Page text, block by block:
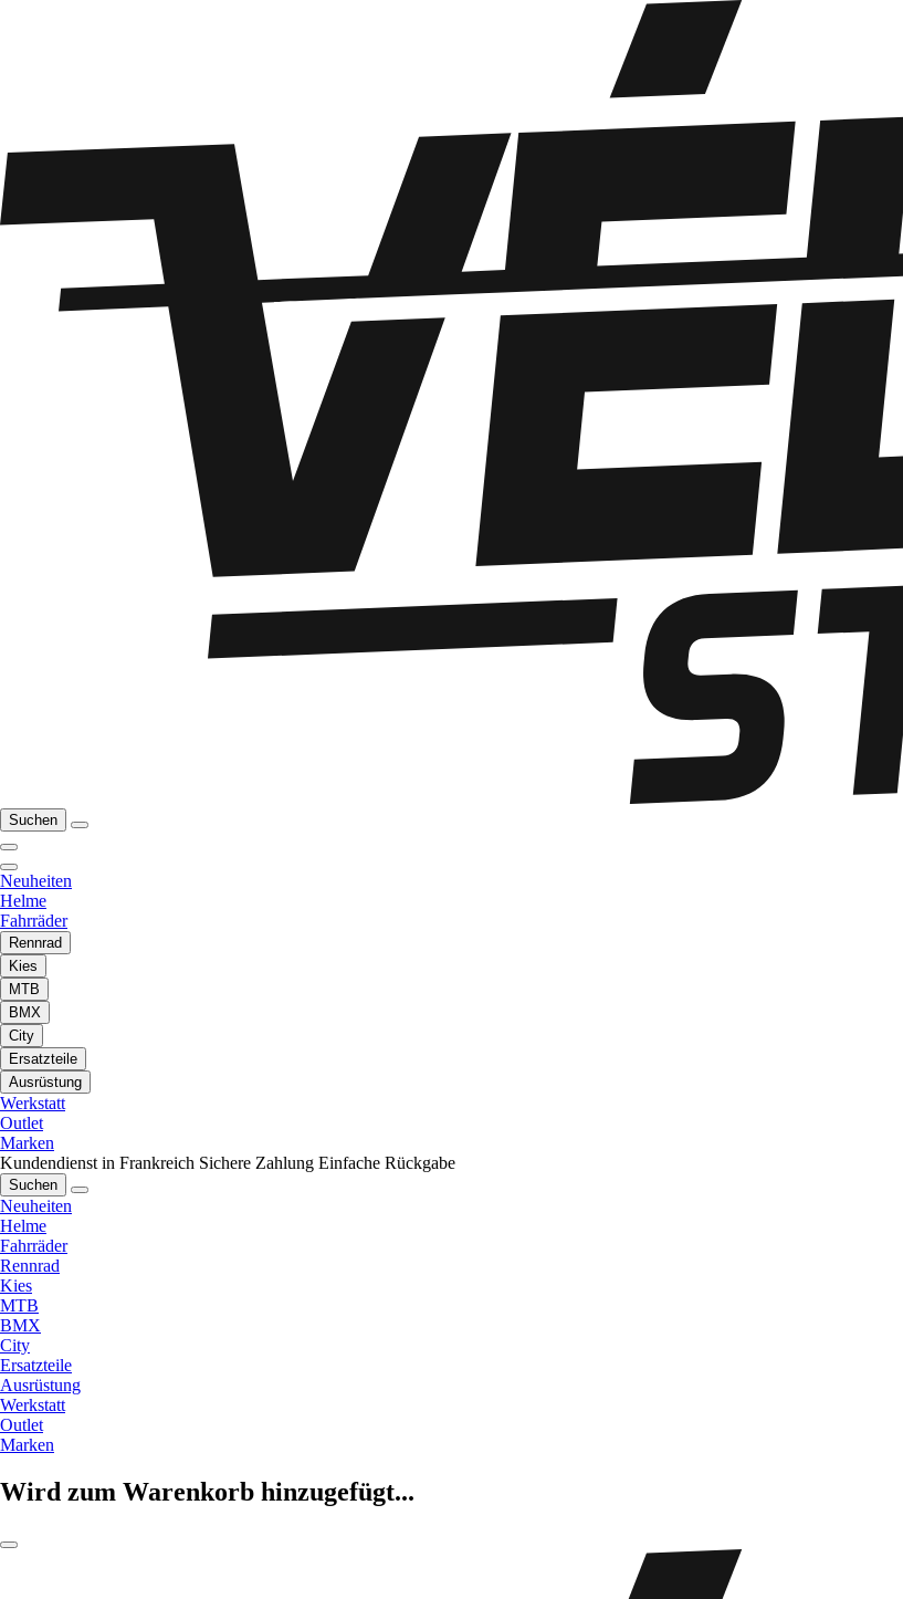
Suchen
Neuheiten
Helme
Fahrräder
Rennrad
Kies
MTB
BMX
City
Ersatzteile
Ausrüstung
Werkstatt
Outlet
Marken
Kundendienst in Frankreich Sichere Zahlung Einfache Rückgabe
Suchen
Neuheiten
Helme
Fahrräder
Rennrad
Kies
MTB
BMX
City
Ersatzteile
Ausrüstung
Werkstatt
Outlet
Marken
Wird zum Warenkorb hinzugefügt...